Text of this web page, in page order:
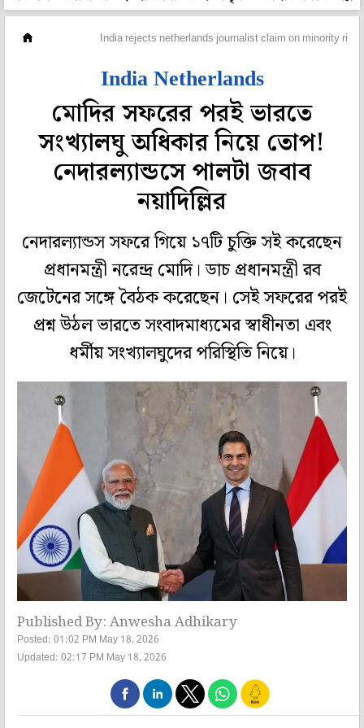
India rejects netherlands journalist claim on minority
India Netherlands
মোদির সফরের পরই ভারতে
সংখ্যালঘু অধিকার নিয়ে তোপ!
নেদারল্যান্ডসে পালটা জবাব
নয়াদিল্লির
নেদারল্যান্ডস সফরে গিয়ে ১৭টি চুক্তি সই করেছেন
প্রধানমন্ত্রী নরেন্দ্র মোদি। ডাচ প্রধানমন্ত্রী রব
জেটেনের সঙ্গে বৈঠক করেছেন। সেই সফরের পরই
প্রশ্ন উঠল ভারতে সংবাদমাধ্যমের স্বাধীনতা এবং
ধর্মীয় সংখ্যালঘুদের পরিস্থিতি নিয়ে।
Published By: Anwesha Adhikary
Posted: 01:02 PM May 18, 2026
Updated: 02:17 PM May 18, 2026